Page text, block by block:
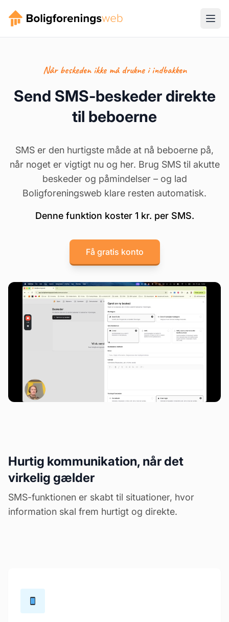
Når beskeden ikke må drukne i indbakken
Send SMS-beskeder direkte
til beboerne
SMS er den hurtigste måde at nå beboerne på,
når noget er vigtigt nu og her. Brug SMS til akutte
beskeder og påmindelser – og lad
Boligforeningsweb klare resten automatisk.
Denne funktion koster 1 kr. per SMS.
Få gratis konto
Hurtig kommunikation, når det
virkelig gælder
SMS-funktionen er skabt til situationer, hvor
information skal frem hurtigt og direkte.